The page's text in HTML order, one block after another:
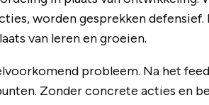
worden gesprekken defensief.
van leren en groeien.
probleem. Na het
Zonder concrete acties en